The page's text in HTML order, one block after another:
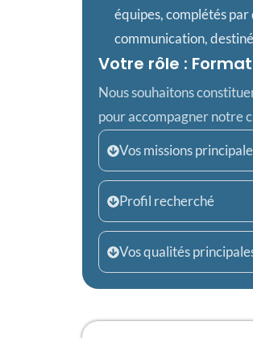
équipes, complétés
communication,
Votre rôle :
Nous souhaitons
pour accompagner notre
Vos missions
Profil recherché
Vos qualités